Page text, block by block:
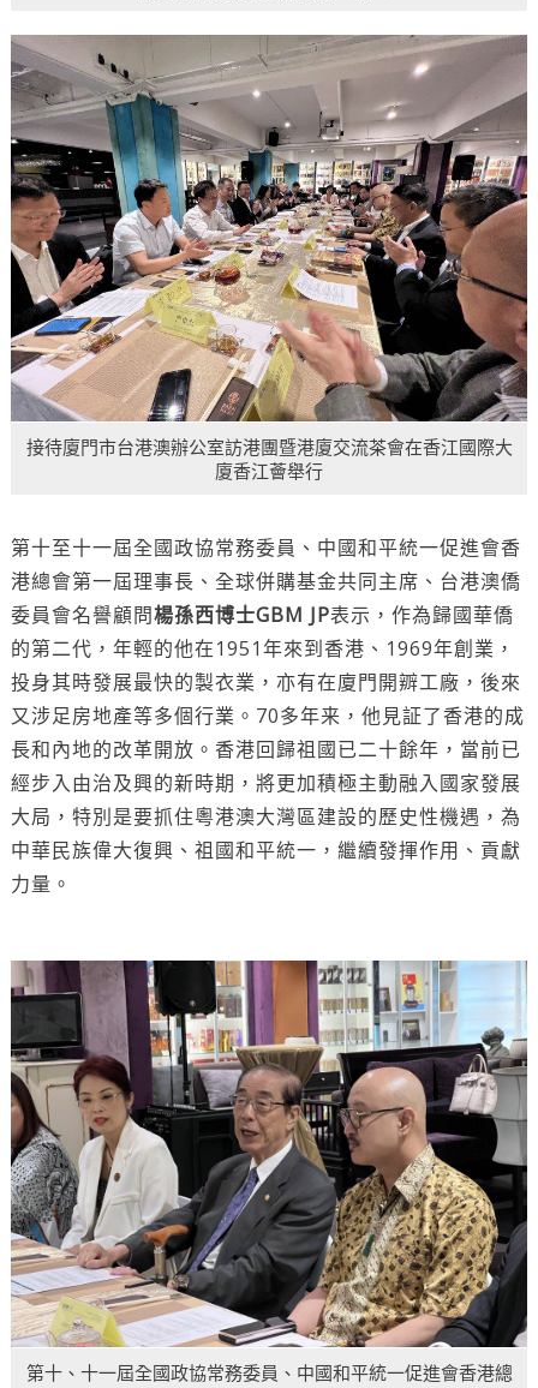
接待廈門市台港澳辦公室訪港團暨港廈交流茶會在香江國際大
廈香江薈舉行
第十至十一屆全國政協常務委員、中國和平統一促進會香
港總會第一屆理事長、全球併購基金共同主席、台港澳僑
委員會名譽顧問楊孫西博士GBM JP表示，作為歸國華僑
的第二代，年輕的他在1951年來到香港、1969年創業，
投身其時發展最快的製衣業，亦有在廈門開辧工廠，後來
又涉足房地產等多個行業。70多年来，他見証了香港的成
長和內地的改革開放。香港回歸祖國已二十餘年，當前已
經步入由治及興的新時期，將更加積極主動融入國家發展
大局，特別是要抓住粵港澳大灣區建設的歷史性機遇，為
中華民族偉大復興、祖國和平統一，繼續發揮作用、貢獻
力量。
第十、十一屆全國政協常務委員、中國和平統一促進會香港總